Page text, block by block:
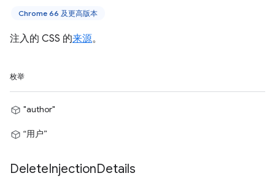
Chrome 66 及更高版本
注入的 CSS 的来源。
枚举
"author"
“用户”
DeleteInjectionDetails